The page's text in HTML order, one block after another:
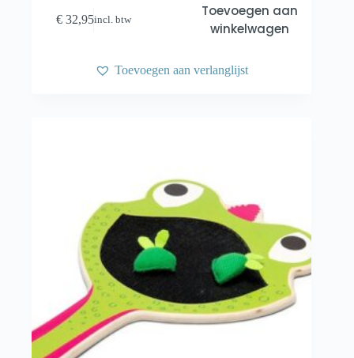
€ 32,95incl. btw
Toevoegen aan
winkelwagen
Toevoegen aan verlanglijst